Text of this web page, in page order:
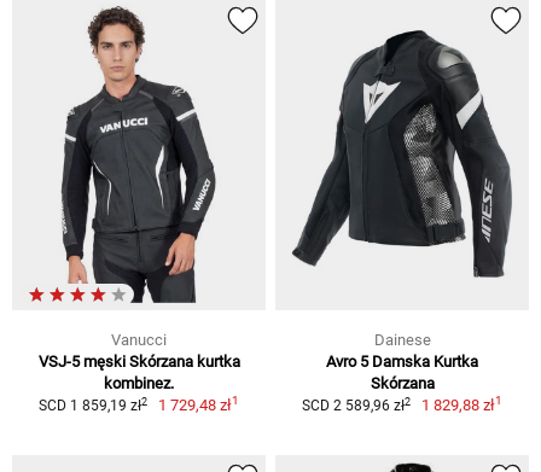
Vanucci
VSJ-5 męski Skórzana kurtka
kombinez.
SCD 1 859,19 zł2 1 729,48 zł1
Dainese
Avro 5 Damska Kurtka
Skórzana
SCD 2 589,96 zł2 1 829,88 zł1